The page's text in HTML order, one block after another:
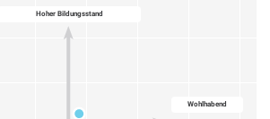
Hoher Bildungsstand
Wohlhabend